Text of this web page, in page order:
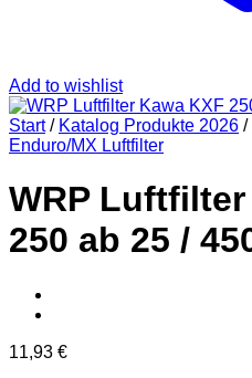
Add to wishlist
Start / Katalog Produkte 2026 /
Enduro/MX Luftfilter
WRP Luftfilter
250 ab 25 /
11,93 €